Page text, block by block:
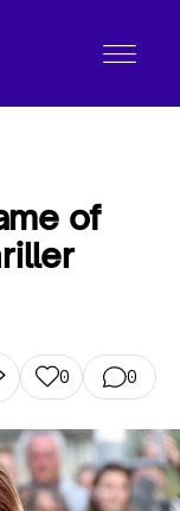
of
0 0